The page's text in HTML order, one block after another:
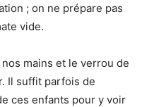
; on ne prépare pas
vide.
mains et le verrou de
Il suffit parfois de
ces enfants pour y voir